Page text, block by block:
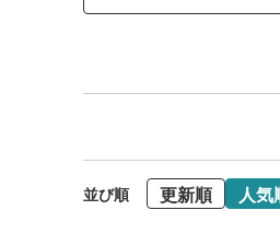
並び順 更新順 人気